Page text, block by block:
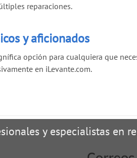
reparaciones.
y aficionados
opción para cualquiera que
en iLevante.com.
y especialistas en